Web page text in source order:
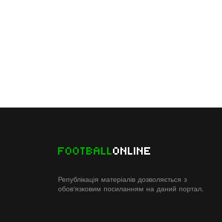
FOOTBALLONLINE
Републікація матеріалів дозволяється з
обов'язковим посиланням на даний портал.